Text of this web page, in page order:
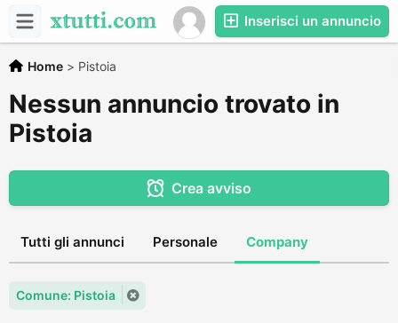
Inserisci un annuncio
Home > Pistoia
Nessun annuncio trovato in
Pistoia
Crea avviso
Tutti gli annunci Personale Company
Comune: Pistoia